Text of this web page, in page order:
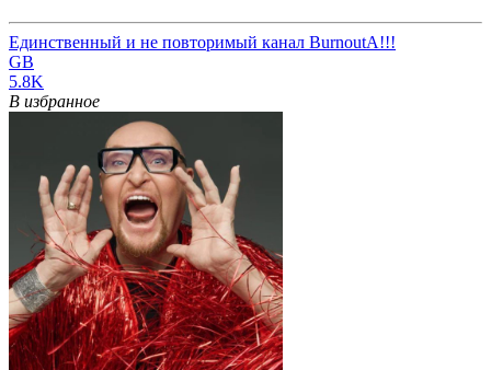
Единственный и не повторимый канал BurnoutA!!!
GB
5.8K
В избранное